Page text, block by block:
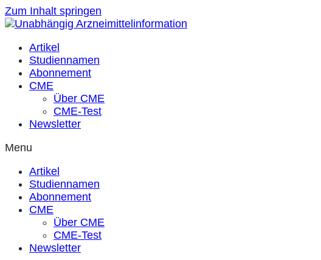
Zum Inhalt springen
Artikel
Studiennamen
Abonnement
CME
Über CME
CME-Test
Newsletter
Menu
Artikel
Studiennamen
Abonnement
CME
Über CME
CME-Test
Newsletter